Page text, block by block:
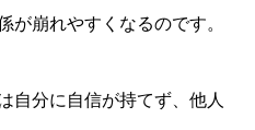
が崩れやすくなるのです。
自分に自信が持てず、他人